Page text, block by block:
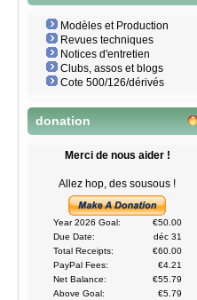
Modèles et Production
Revues techniques
Notices d'entretien
Clubs, assos et blogs
Cote 500/126/dérivés
donation
Merci de nous aider !
Allez hop, des sousous !
Year 2026 Goal:
€50.00
Due Date:
déc 31
Total Receipts:
€60.00
PayPal Fees:
€4.21
Net Balance:
€55.79
Above Goal:
€5.79